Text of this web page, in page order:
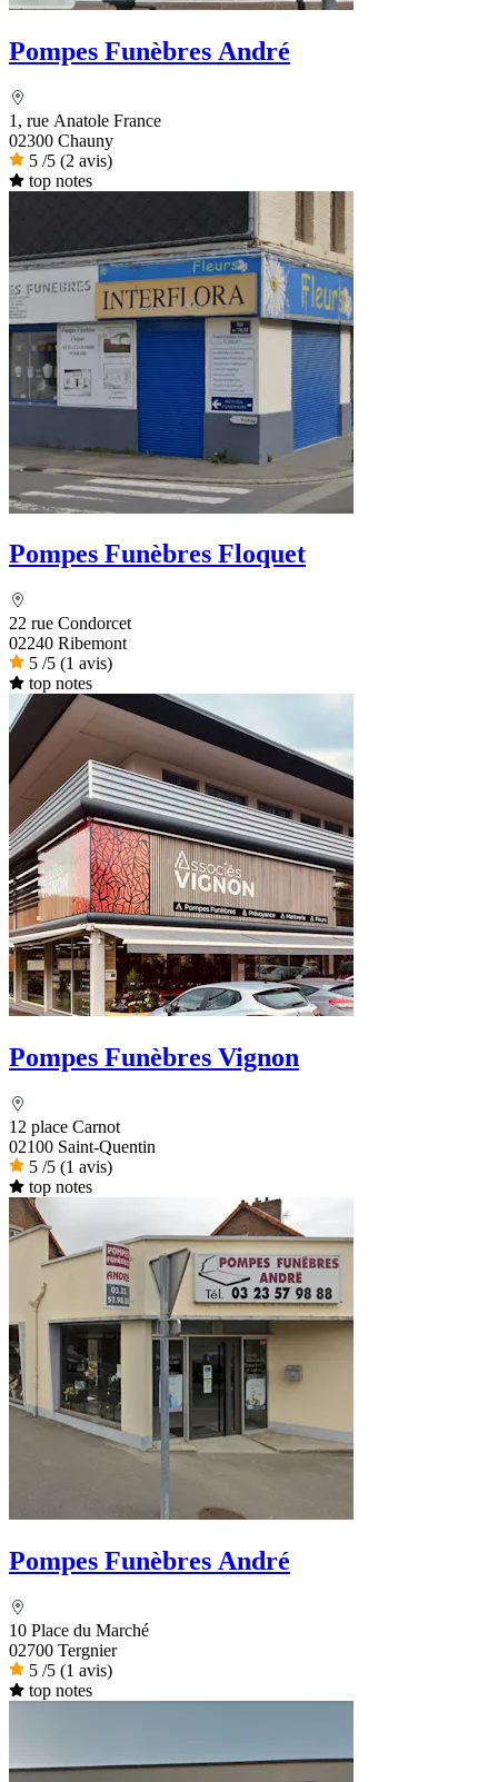
Pompes Funèbres André
1, rue Anatole France
02300 Chauny
5 /5 (2 avis)
top notes
Pompes Funèbres Floquet
22 rue Condorcet
02240 Ribemont
5 /5 (1 avis)
top notes
Pompes Funèbres Vignon
12 place Carnot
02100 Saint-Quentin
5 /5 (1 avis)
top notes
Pompes Funèbres André
10 Place du Marché
02700 Tergnier
5 /5 (1 avis)
top notes